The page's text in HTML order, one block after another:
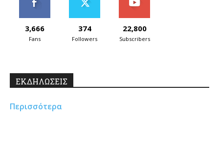
3,666
Fans
374
Followers
22,800
Subscribers
ΕΚΔΗΛΩΣΕΙΣ
Περισσότερα